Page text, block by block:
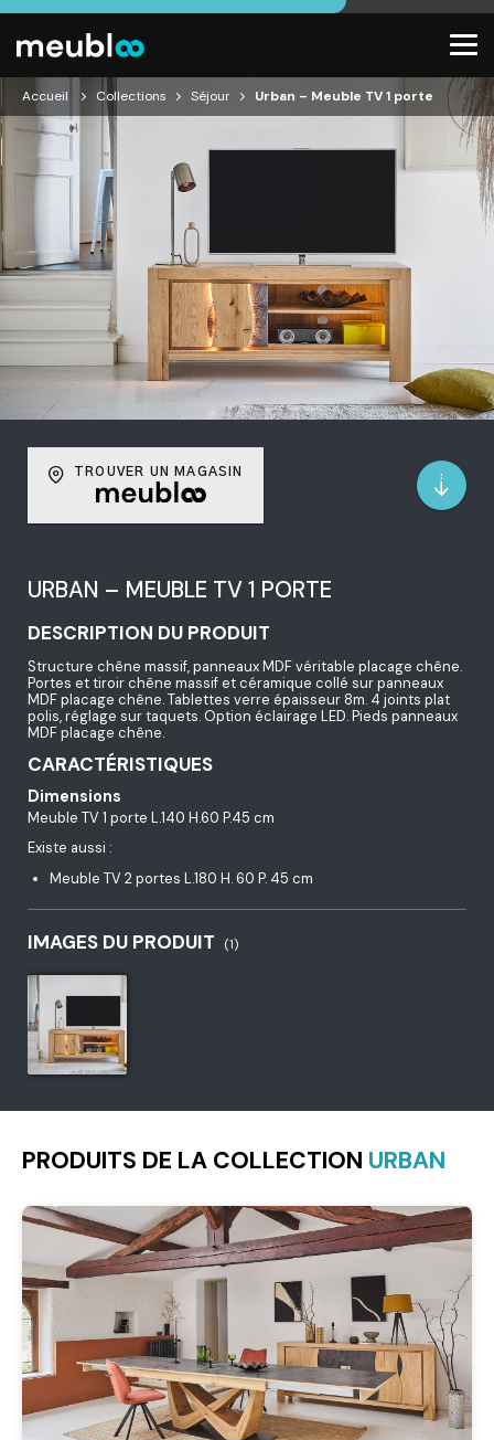
Accueil Collections Séjour Urban – Meuble TV 1 porte
TROUVER UN MAGASIN
URBAN – MEUBLE TV 1 PORTE
DESCRIPTION DU PRODUIT
Structure chêne massif, panneaux MDF véritable placage chêne.
Portes et tiroir chêne massif et céramique collé sur panneaux
MDF placage chêne. Tablettes verre épaisseur 8m. 4 joints plat
polis, réglage sur taquets. Option éclairage LED. Pieds panneaux
MDF placage chêne.
CARACTÉRISTIQUES
Dimensions
Meuble TV 1 porte L.140 H.60 P.45 cm
Existe aussi :
Meuble TV 2 portes L.180 H. 60 P. 45 cm
IMAGES DU PRODUIT (1)
PRODUITS DE LA COLLECTION URBAN